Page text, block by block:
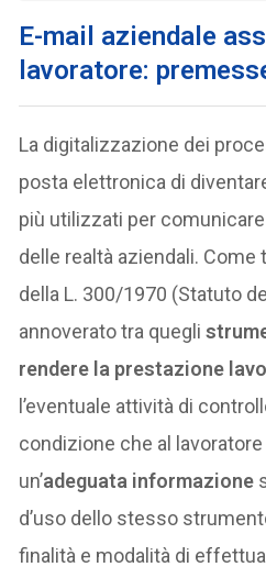
E-mail aziendale
lavoratore:
La digitalizzazione dei
posta elettronica di
più utilizzati per comunicare
delle realtà aziendali. Come
della L. 300/1970 (Statuto
annoverato tra quegli
rendere la prestazione
l’eventuale attività di
condizione che al
un’adeguata informazione
d’uso dello stesso
finalità e modalità di